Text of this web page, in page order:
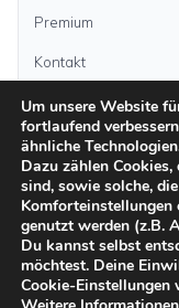
Premium
Kontakt
Kategorien
Inseln
Um unsere Website
fortlaufend
ähnliche
Dazu zählen
sind, sowie solche,
Komforteinstellungen
genutzt werden (z.B.
Du kannst selbst
möchtest. Deine
Cookie-Einstellungen